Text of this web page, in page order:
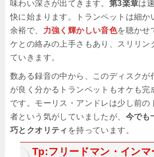
味わい深さが出てきます。 第3楽章は
快に始まります。トランペットは細か
余裕で、 力強く輝かしい音色を聴かせ
ケとの絡みの上手さもあり、スリリン
ていきます。
数ある録音の中から、このディスクが
が良く分かるトランペットもオケも完
です。モーリス・アンドレは少し前の
者という気がしていましたが、 今でも
巧とクオリティ を持っています。
Tp:フリードマン・インマ